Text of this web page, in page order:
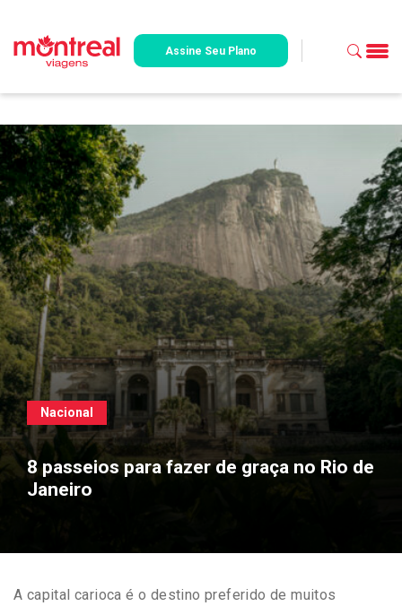
Assine Seu Plano
Nacional
8 passeios para fazer de graça no Rio de
Janeiro
A capital carioca é o destino preferido de muitos